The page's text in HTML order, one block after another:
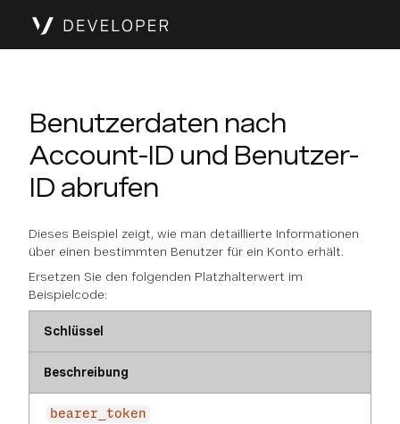
Benutzerdaten nach
Account-ID und Benutzer-
ID abrufen
Dieses Beispiel zeigt, wie man detaillierte Informationen
über einen bestimmten Benutzer für ein Konto erhält.
Ersetzen Sie den folgenden Platzhalterwert im
Beispielcode:
Schlüssel
Beschreibung
bearer_token